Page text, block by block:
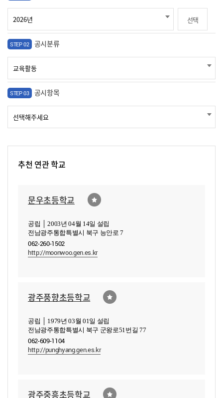
선택
STEP 02 공시분류
STEP 03 공시항목
추천 연관 학교
문우초등학교
공립 │ 2003년 04월 14일 설립
전남광주통합특별시 북구 능안로 7
062-260-1502
http://moonwoo.gen.es.kr
광주풍향초등학교
공립 │ 1979년 03월 01일 설립
전남광주통합특별시 북구 군왕로51번길 77
062-609-1104
http://punghyang.gen.es.kr
광주중흥초등학교